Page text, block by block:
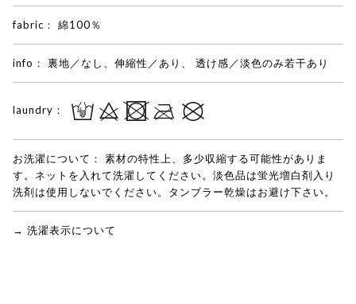
fabric： 綿100％
info： 裏地／なし、伸縮性／あり、 透け感／淡色のみ若干あり
laundry：
お洗濯について：
素材の特性上、多少収縮する可能性がありま
す。ネットを入れて洗濯してください。淡色品は蛍光増白剤入り
洗剤は使用しないでください。タンブラー乾燥はお避け下さい。
→ 洗濯表示について